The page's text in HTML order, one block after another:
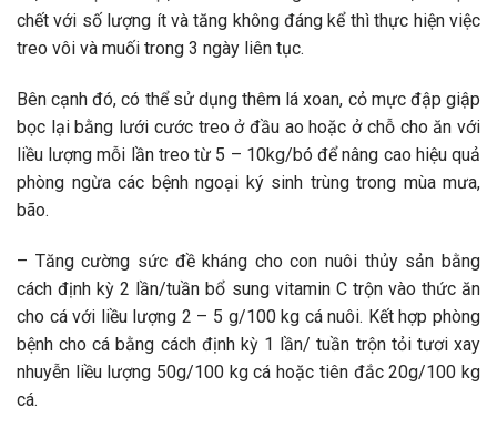
chết với số lượng ít và tăng không đáng kể thì thực hiện việc
treo vôi và muối trong 3 ngày liên tục.
Bên cạnh đó, có thể sử dụng thêm lá xoan, cỏ mực đập giập
bọc lại bằng lưới cước treo ở đầu ao hoặc ở chỗ cho ăn với
liều lượng mỗi lần treo từ 5 – 10kg/bó để nâng cao hiệu quả
phòng ngừa các bệnh ngoại ký sinh trùng trong mùa mưa,
bão.
– Tăng cường sức đề kháng cho con nuôi thủy sản bằng
cách định kỳ 2 lần/tuần bổ sung vitamin C trộn vào thức ăn
cho cá với liều lượng 2 – 5 g/100 kg cá nuôi. Kết hợp phòng
bệnh cho cá bằng cách định kỳ 1 lần/ tuần trộn tỏi tươi xay
nhuyễn liều lượng 50g/100 kg cá hoặc tiên đắc 20g/100 kg
cá.